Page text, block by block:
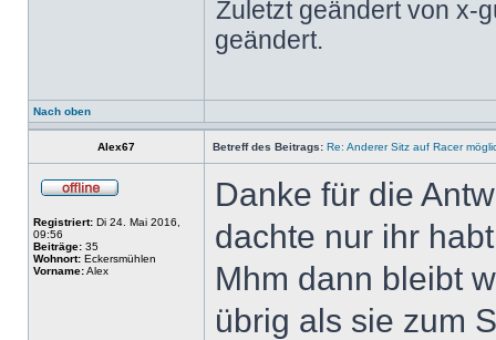
Zuletzt geändert von x-
geändert.
Nach oben
Alex67 Betreff des Beitrags: Re: Anderer Sitz auf Racer
Registriert: Di 24. Mai 2016,
09:56
Beiträge: 35
Wohnort: Eckersmühlen
Vorname:Alex
Danke für die
dachte nur ihr
Mhm dann bleibt
übrig als sie zum